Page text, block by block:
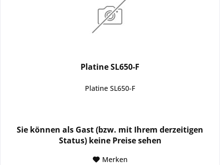
Platine SL650-F
Platine SL650-F
Sie können als Gast (bzw. mit Ihrem derzeitigen
Status) keine Preise sehen
Merken